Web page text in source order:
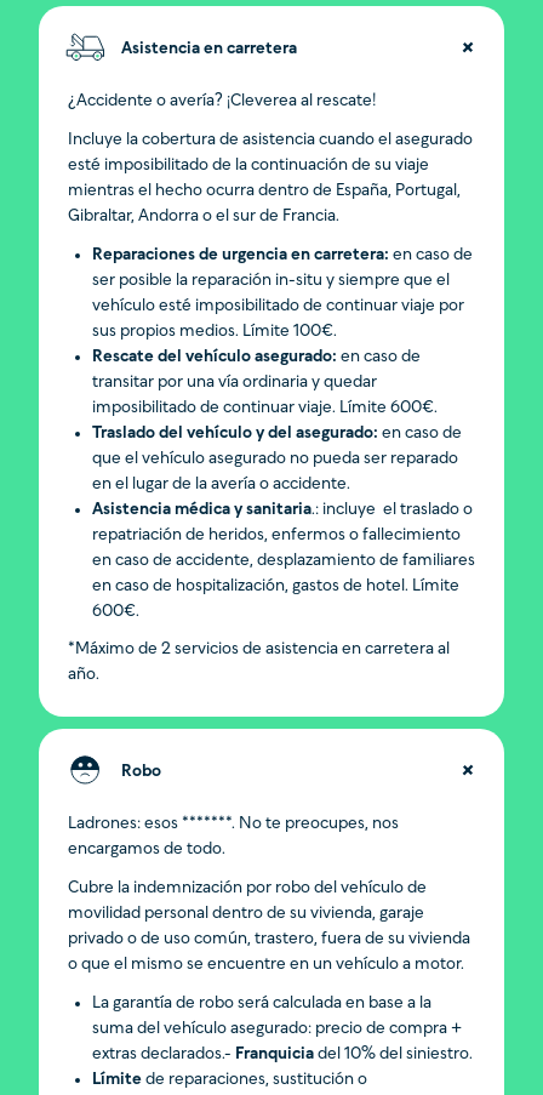
Asistencia en carretera
¿Accidente o avería? ¡Cleverea al rescate!
Incluye la cobertura de asistencia cuando el asegurado
esté imposibilitado de la continuación de su viaje
mientras el hecho ocurra dentro de España, Portugal,
Gibraltar, Andorra o el sur de Francia.
Reparaciones de urgencia en carretera: en caso de
ser posible la reparación in-situ y siempre que el
vehículo esté imposibilitado de continuar viaje por
sus propios medios. Límite 100€.
Rescate del vehículo asegurado: en caso de
transitar por una vía ordinaria y quedar
imposibilitado de continuar viaje. Límite 600€.
Traslado del vehículo y del asegurado: en caso de
que el vehículo asegurado no pueda ser reparado
en el lugar de la avería o accidente.
Asistencia médica y sanitaria.: incluye el traslado o
repatriación de heridos, enfermos o fallecimiento
en caso de accidente, desplazamiento de familiares
en caso de hospitalización, gastos de hotel. Límite
600€.
*Máximo de 2 servicios de asistencia en carretera al
año.
Robo
Ladrones: esos *******. No te preocupes, nos
encargamos de todo.
Cubre la indemnización por robo del vehículo de
movilidad personal dentro de su vivienda, garaje
privado o de uso común, trastero, fuera de su vivienda
o que el mismo se encuentre en un vehículo a motor.
La garantía de robo será calculada en base a la
suma del vehículo asegurado: precio de compra +
extras declarados.- Franquicia del 10% del siniestro.
Límite de reparaciones, sustitución o